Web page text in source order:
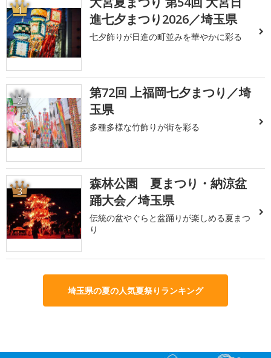
1
進七夕まつり2026／埼玉県
七夕飾りが日進の町並みを華やかに彩る
2
第72回 上福岡七夕まつり／埼
玉県
多種多様な竹飾りが街を彩る
3
森林公園 夏まつり・納涼盆
踊大会／埼玉県
伝統の盆やぐらと盆踊りが楽しめる夏まつ
り
埼玉県の夏の人気夏祭りランキング